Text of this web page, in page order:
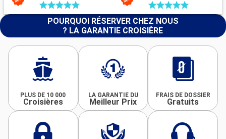
POURQUOI RÉSERVER CHEZ NOUS
? LA GARANTIE CROISIÈRE
PLUS DE 10 000
Croisières
LA GARANTIE DU
Meilleur Prix
FRAIS DE DOSSIER
Gratuits